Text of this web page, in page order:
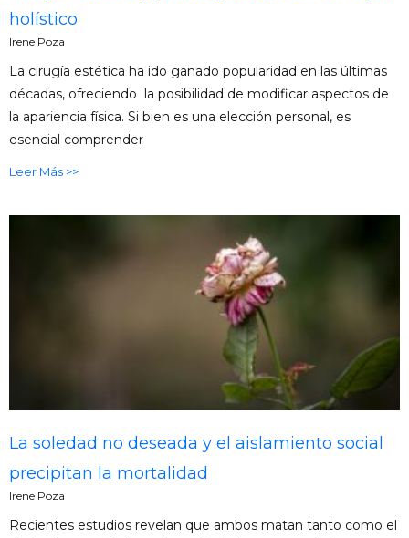
holístico
Irene Poza
La cirugía estética ha ido ganado popularidad en las últimas
décadas, ofreciendo la posibilidad de modificar aspectos de
la apariencia física. Si bien es una elección personal, es
esencial comprender
Leer Más >>
La soledad no deseada y el aislamiento social
precipitan la mortalidad
Irene Poza
Recientes estudios revelan que ambos matan tanto como el